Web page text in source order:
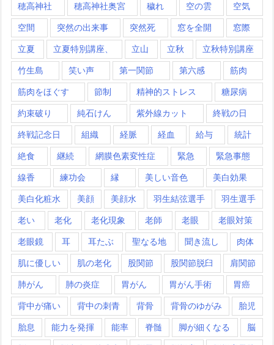
穂高神社 穂高神社奥宮 穢れ 空の雲 空気
空間 突然の出来事 突然死 窓を全開 窓際
立夏 立夏特別講座、 立山 立秋 立秋特別講座
竹生島 笑い声 第一関節 第六感 筋肉
筋肉をほぐす 節制 精神的ストレス 糖尿病
約束破り 純石けん 紫外線カット 終戦の日
終戦記念日 組織 経脈 経血 給与 統計
絶食 継続 網膜色素変性症 緊急 緊急事態
線香 練功会 縁 美しい音色 美白効果
美白化粧水 美顔 美顔水 羽生結弦選手 羽生選手
老い 老化 老化現象 老師 老眼 老眼対策
老眼鏡 耳 耳たぶ 聖なる地 聞き流し 肉体
肌に優しい 肌の老化 股関節 股関節脱臼 肩関節
肺がん 肺の炎症 胃がん 胃がん手術 胃癌
背中が痛い 背中の刺青 背骨 背骨のゆがみ 胎児
胎息 能力を発揮 能率 脊髄 脚が細くなる 脳